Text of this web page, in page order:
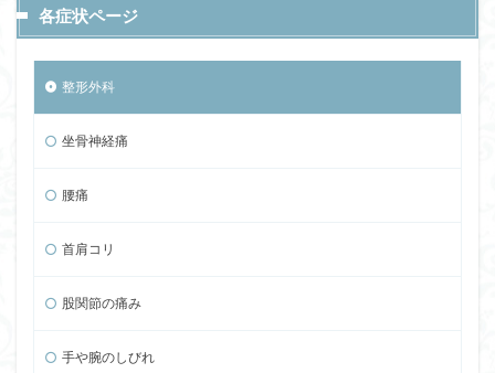
各症状ページ
整形外科
坐骨神経痛
腰痛
首肩コリ
股関節の痛み
手や腕のしびれ